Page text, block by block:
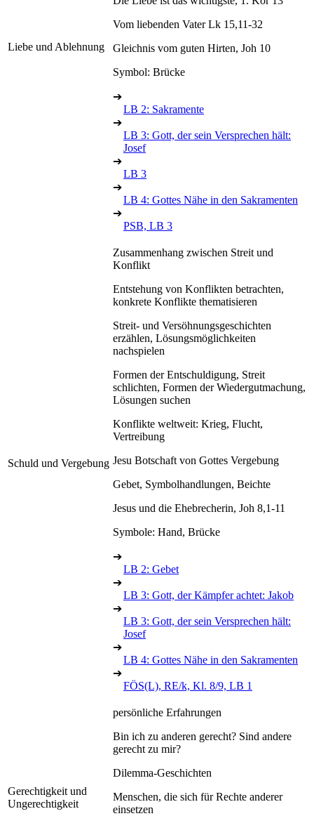
Liebe und Ablehnung
Vom liebenden Vater Lk 15,11-32
Gleichnis vom guten Hirten, Joh 10
Symbol: Brücke
➔
LB 2: Sakramente
➔
LB 3: Gott, der sein Versprechen hält:
Josef
➔
LB 3
➔
LB 4: Gottes Nähe in den Sakramenten
➔
PSB, LB 3
Schuld und Vergebung
Zusammenhang zwischen Streit und
Konflikt
Entstehung von Konflikten betrachten,
konkrete Konflikte thematisieren
Streit- und Versöhnungsgeschichten
erzählen, Lösungsmöglichkeiten
nachspielen
Formen der Entschuldigung, Streit
schlichten, Formen der Wiedergutmachung,
Lösungen suchen
Konflikte weltweit: Krieg, Flucht,
Vertreibung
Jesu Botschaft von Gottes Vergebung
Gebet, Symbolhandlungen, Beichte
Jesus und die Ehebrecherin, Joh 8,1-11
Symbole: Hand, Brücke
➔
LB 2: Gebet
➔
LB 3: Gott, der Kämpfer achtet: Jakob
➔
LB 3: Gott, der sein Versprechen hält:
Josef
➔
LB 4: Gottes Nähe in den Sakramenten
➔
FÖS(L), RE/k, Kl. 8/9, LB 1
Gerechtigkeit und
Ungerechtigkeit
persönliche Erfahrungen
Bin ich zu anderen gerecht? Sind andere
gerecht zu mir?
Dilemma-Geschichten
Menschen, die sich für Rechte anderer
einsetzen